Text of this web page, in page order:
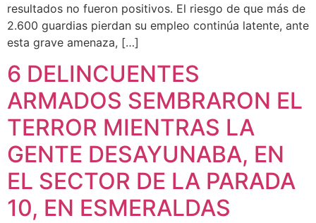
resultados no fueron positivos. El riesgo de que más de
2.600 guardias pierdan su empleo continúa latente, ante
esta grave amenaza, […]
6 DELINCUENTES
ARMADOS SEMBRARON EL
TERROR MIENTRAS LA
GENTE DESAYUNABA, EN
EL SECTOR DE LA PARADA
10, EN ESMERALDAS